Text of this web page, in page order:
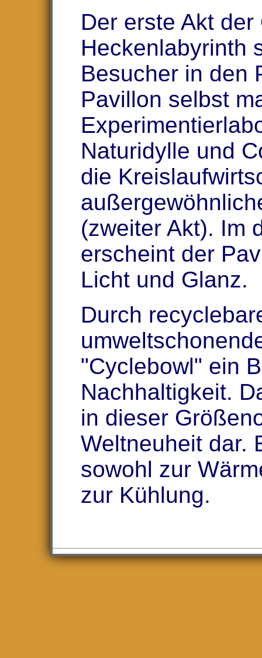
Der erste Akt
Heckenlabyrinth
Besucher in den
Pavillon selbst
Naturidylle und
die
(zweiter Akt). Im
erscheint der
Licht und Glanz.
Durch
"Cyclebowl" ein
Nachhaltigkeit.
in dieser
Weltneuheit dar.
sowohl zur
zur Kühlung.